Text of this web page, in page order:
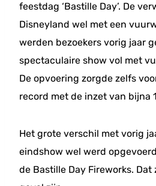
feestdag ‘Bastille Day’. De
Disneyland wel met een
werden bezoekers vorig jaar
spectaculaire show vol met
De opvoering zorgde zelfs
record met de inzet van bijna
Het grote verschil met vorig
eindshow wel werd
de Bastille Day Fireworks.